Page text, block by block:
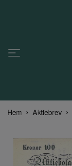
Hem Aktiebrev